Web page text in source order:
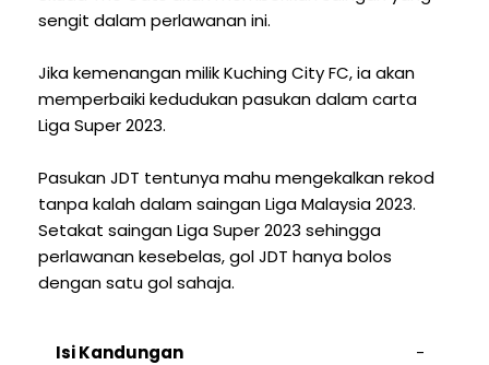
sengit dalam perlawanan ini.
Jika kemenangan milik Kuching City FC, ia akan
memperbaiki kedudukan pasukan dalam carta
Liga Super 2023.
Pasukan JDT tentunya mahu mengekalkan rekod
tanpa kalah dalam saingan Liga Malaysia 2023.
Setakat saingan Liga Super 2023 sehingga
perlawanan kesebelas, gol JDT hanya bolos
dengan satu gol sahaja.
Isi Kandungan